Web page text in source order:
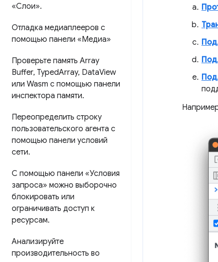
«Слои».
Отладка медиаплееров с
помощью панели «Медиа»
Проверьте память Array
Buffer, TypedArray, DataView
или Wasm с помощью панели
инспектора памяти.
Переопределить строку
пользовательского агента с
помощью панели условий
сети.
С помощью панели «Условия
запроса» можно выборочно
блокировать или
ограничивать доступ к
ресурсам.
Анализируйте
производительность во